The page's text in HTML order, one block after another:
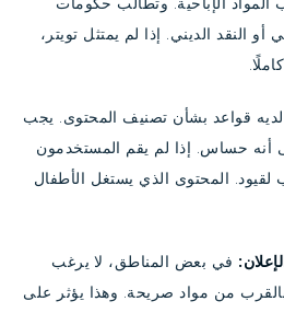
النقد الديني. إذا لم يمتثل تويتر،
لديه قواعد بشأن تصنيف المحتوى. يجب
أنه حساس. إذا لم يقم المستخدمون
المحتوى الذي يستغل الأطفال
في بعض المناطق، لا يرغب
من مواد صريحة. وهذا يؤثر على